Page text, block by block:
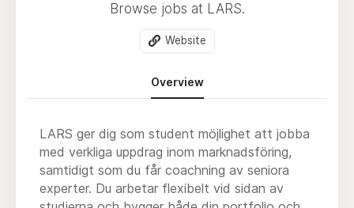
Browse jobs at LARS.
Website
Overview
LARS ger dig som student möjlighet att jobba
med verkliga uppdrag inom marknadsföring,
samtidigt som du får coachning av seniora
experter. Du arbetar flexibelt vid sidan av